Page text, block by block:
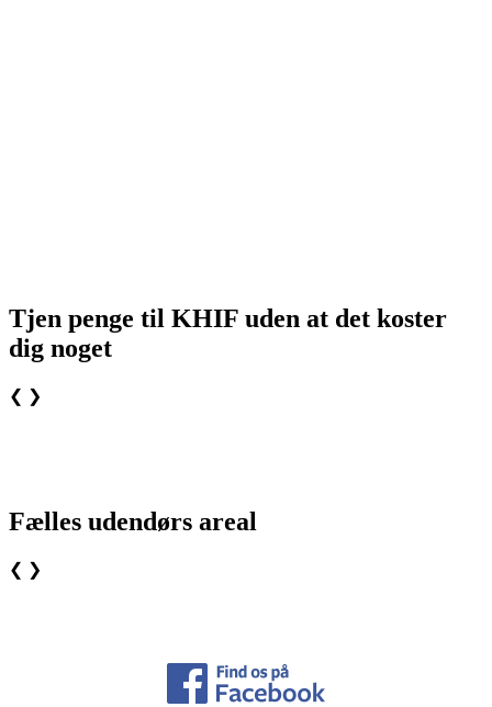
Tjen penge til KHIF uden at det koster
dig noget
❮ ❯
Fælles udendørs areal
❮ ❯